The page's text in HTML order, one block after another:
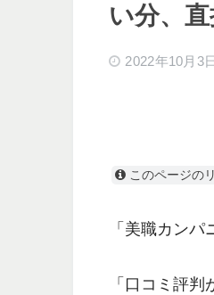
い分、
2022年10月3日
このページの
「美職カンパ
「口コミ評